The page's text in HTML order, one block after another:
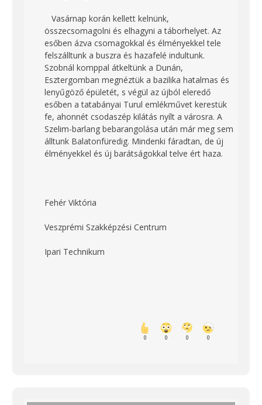
Vasárnap korán kellett kelnünk,
összecsomagolni és elhagyni a táborhelyet. Az
esőben ázva csomagokkal és élményekkel tele
felszálltunk a buszra és hazafelé indultunk.
Szobnál komppal átkeltünk a Dunán,
Esztergomban megnéztük a bazilika hatalmas és
lenyűgöző épületét, s végül az újból eleredő
esőben a tatabányai Turul emlékművet kerestük
fe, ahonnét csodaszép kilátás nyílt a városra. A
Szelim-barlang bebarangolása után már meg sem
álltunk Balatonfüredig. Mindenki fáradtan, de új
élményekkel és új barátságokkal telve ért haza.
Fehér Viktória
Veszprémi Szakképzési Centrum
Ipari Technikum
0 0 0 0